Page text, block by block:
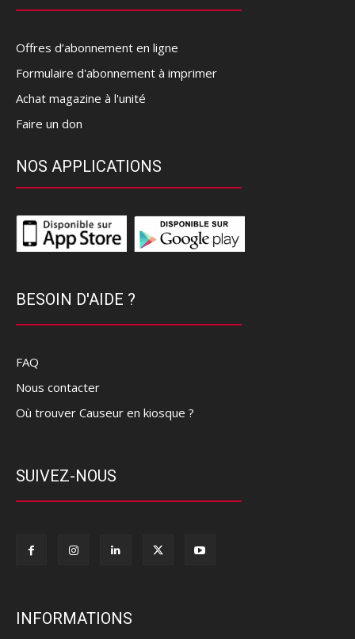
Offres d’abonnement en ligne
Formulaire d'abonnement à imprimer
Achat magazine à l'unité
Faire un don
NOS APPLICATIONS
BESOIN D'AIDE ?
FAQ
Nous contacter
Où trouver Causeur en kiosque ?
SUIVEZ-NOUS
INFORMATIONS